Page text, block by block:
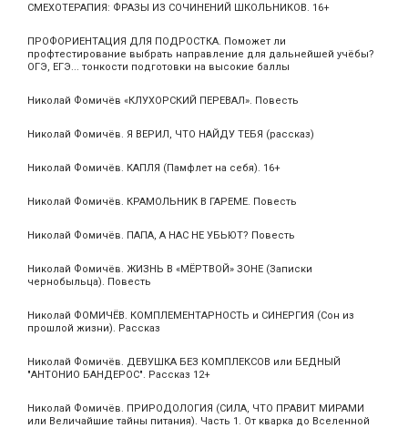
СМЕХОТЕРАПИЯ: ФРАЗЫ ИЗ СОЧИНЕНИЙ ШКОЛЬНИКОВ. 16+
ПРОФОРИЕНТАЦИЯ ДЛЯ ПОДРОСТКА. Поможет ли
профтестирование выбрать направление для дальнейшей учёбы?
ОГЭ, ЕГЭ... тонкости подготовки на высокие баллы
Николай Фомичёв «КЛУХОРСКИЙ ПЕРЕВАЛ». Повесть
Николай Фомичёв. Я ВЕРИЛ, ЧТО НАЙДУ ТЕБЯ (рассказ)
Николай Фомичёв. КАПЛЯ (Памфлет на себя). 16+
Николай Фомичёв. КРАМОЛЬНИК В ГАРЕМЕ. Повесть
Николай Фомичёв. ПАПА, А НАС НЕ УБЬЮТ? Повесть
Николай Фомичёв. ЖИЗНЬ В «МЁРТВОЙ» ЗОНЕ (Записки
чернобыльца). Повесть
Николай ФОМИЧЁВ. КОМПЛЕМЕНТАРНОСТЬ и СИНЕРГИЯ (Сон из
прошлой жизни). Рассказ
Николай Фомичёв. ДЕВУШКА БЕЗ КОМПЛЕКСОВ или БЕДНЫЙ
"АНТОНИО БАНДЕРОС". Рассказ 12+
Николай Фомичёв. ПРИРОДОЛОГИЯ (СИЛА, ЧТО ПРАВИТ МИРАМИ
или Величайшие тайны питания). Часть 1. От кварка до Вселенной